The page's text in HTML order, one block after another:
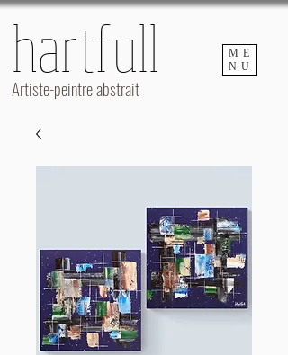
ME
NU
hartfull
hartfull
Artiste-peintre abstrait